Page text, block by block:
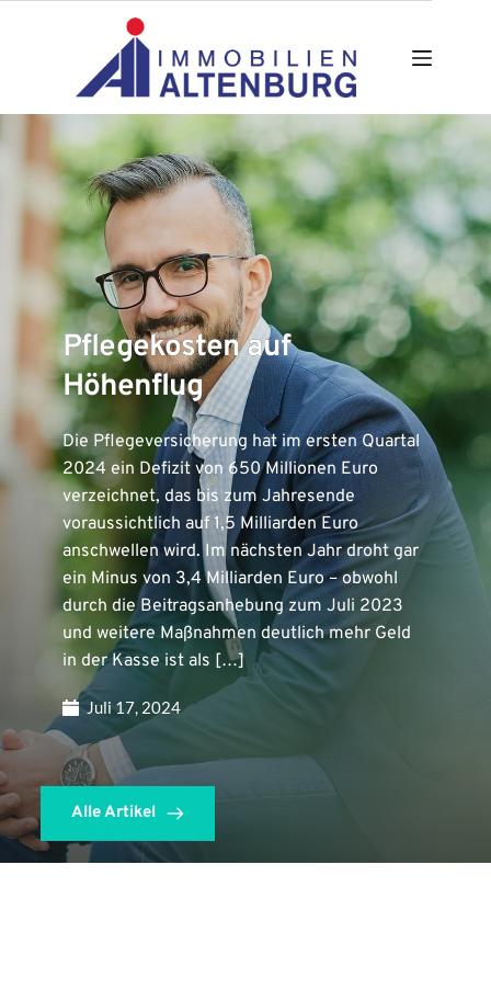
Pflegekosten auf
Höhenflug
Die Pflegeversicherung hat im ersten Quartal
2024 ein Defizit von 650 Millionen Euro
verzeichnet, das bis zum Jahresende
voraussichtlich auf 1,5 Milliarden Euro
anschwellen wird. Im nächsten Jahr droht gar
ein Minus von 3,4 Milliarden Euro – obwohl
durch die Beitragsanhebung zum Juli 2023
und weitere Maßnahmen deutlich mehr Geld
in der Kasse ist als […]
Juli 17, 2024
Alle Artikel